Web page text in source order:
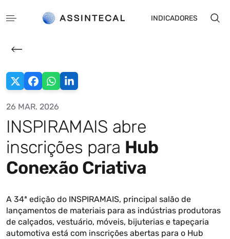
EN ES
INDICADORES
26 MAR. 2026
INSPIRAMAIS abre
inscrições para Hub
Conexão Criativa
A 34ª edição do INSPIRAMAIS, principal salão de
lançamentos de materiais para as indústrias produtoras
de calçados, vestuário, móveis, bijuterias e tapeçaria
automotiva está com inscrições abertas para o Hub